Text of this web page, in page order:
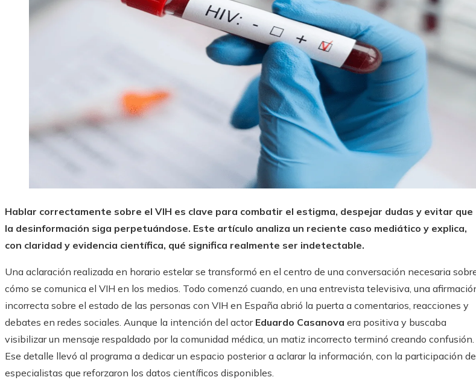
Hablar correctamente sobre el VIH es clave para combatir el estigma, despejar dudas y evitar que
la desinformación siga perpetuándose. Este artículo analiza un reciente caso mediático y explica,
con claridad y evidencia científica, qué significa realmente ser indetectable.
Una aclaración realizada en horario estelar se transformó en el centro de una conversación necesaria
cómo se comunica el VIH en los medios. Todo comenzó cuando, en una entrevista televisiva, una
incorrecta sobre el estado de las personas con VIH en España abrió la puerta a comentarios, reacciones y
debates en redes sociales. Aunque la intención del actor Eduardo Casanova era positiva y buscaba
visibilizar un mensaje respaldado por la comunidad médica, un matiz incorrecto terminó creando confusión.
Ese detalle llevó al programa a dedicar un espacio posterior a aclarar la información, con la participación de
especialistas que reforzaron los datos científicos disponibles.